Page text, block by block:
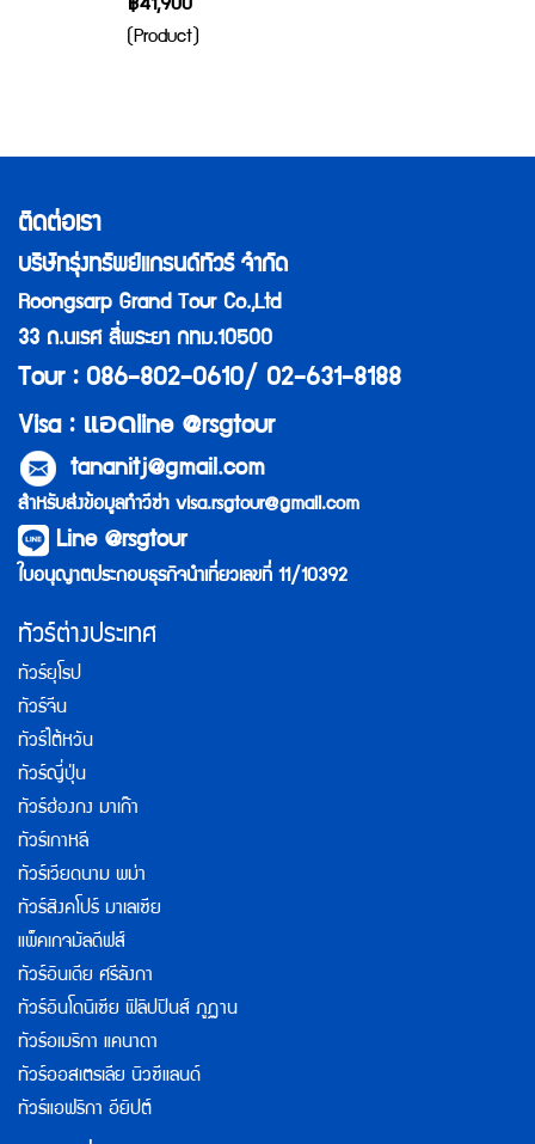
฿41,900
(Product)
ติดต่อเรา
บริษัทรุ่งทรัพย์แกรนด์ทัวร์ จำกัด
Roongsarp Grand Tour Co.,Ltd
33 ถ.นเรศ สี่พระยา กทม.10500
Tour : 086-802-0610/ 02-631-8188
Visa : แอดline @rsgtour
tananitj@gmail.com
สำหรับส่งข้อมูลทำวีซ่า visa.rsgtour@gmail.com
Line @rsgtour
ใบอนุญาตประกอบธุรกิจนำเที่ยวเลขที่ 11/10392
ทัวร์ต่างประเทศ
ทัวร์ยุโรป
ทัวร์จีน
ทัวร์ไต้หวัน
ทัวร์ญี่ปุ่น
ทัวร์ฮ่องกง มาเก๊า
ทัวร์เกาหลี
ทัวร์เวียดนาม พม่า
ทัวร์สิงคโปร์ มาเลเซีย
แพ็คเกจมัลดีฟส์
ทัวร์อินเดีย ศรีลังกา
ทัวร์อินโดนิเซีย ฟิลิปปินส์ ภูฏาน
ทัวร์อเมริกา แคนาดา
ทัวร์ออสเตรเลีย นิวซีแลนด์
ทัวร์แอฟริกา อียิปต์